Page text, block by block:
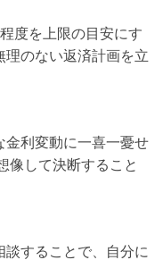
度を上限の目安にす
理のない返済計画を立
金利変動に一喜一憂せ
像して決断すること
することで、自分に